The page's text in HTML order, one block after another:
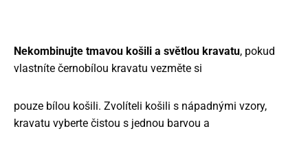
Nekombinujte tmavou košili a světlou kravatu, pokud
vlastníte černobílou kravatu vezměte si
pouze bílou košili. Zvolíte­li košili s nápadnými vzory,
kravatu vyberte čistou s jednou barvou a